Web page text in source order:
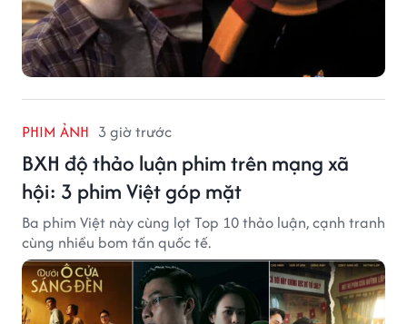
PHIM ẢNH 3 giờ trước
BXH độ thảo luận phim trên mạng xã
hội: 3 phim Việt góp mặt
Ba phim Việt này cùng lọt Top 10 thảo luận, cạnh tranh
cùng nhiều bom tấn quốc tế.